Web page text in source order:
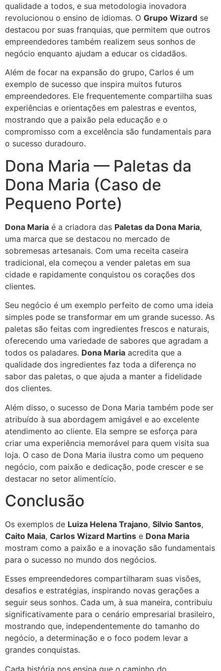
qualidade a todos, e sua metodologia inovadora
revolucionou o ensino de idiomas. O Grupo Wizard se
destacou por suas franquias, que permitem que outros
empreendedores também realizem seus sonhos de
negócio enquanto ajudam a educar os cidadãos.
Além de focar na expansão do grupo, Carlos é um
exemplo de sucesso que inspira muitos futuros
empreendedores. Ele frequentemente compartilha suas
experiências e orientações em palestras e eventos,
mostrando que a paixão pela educação e o
compromisso com a excelência são fundamentais para
o sucesso duradouro.
Dona Maria — Paletas da
Dona Maria (Caso de
Pequeno Porte)
Dona Maria é a criadora das Paletas da Dona Maria,
uma marca que se destacou no mercado de
sobremesas artesanais. Com uma receita caseira
tradicional, ela começou a vender paletas em sua
cidade e rapidamente conquistou os corações dos
clientes.
Seu negócio é um exemplo perfeito de como uma ideia
simples pode se transformar em um grande sucesso. As
paletas são feitas com ingredientes frescos e naturais,
oferecendo uma variedade de sabores que agradam a
todos os paladares. Dona Maria acredita que a
qualidade dos ingredientes faz toda a diferença no
sabor das paletas, o que ajuda a manter a fidelidade
dos clientes.
Além disso, o sucesso de Dona Maria também pode ser
atribuído à sua abordagem amigável e ao excelente
atendimento ao cliente. Ela sempre se esforça para
criar uma experiência memorável para quem visita sua
loja. O caso de Dona Maria ilustra como um pequeno
negócio, com paixão e dedicação, pode crescer e se
destacar no setor alimentício.
Conclusão
Os exemplos de Luiza Helena Trajano, Silvio Santos,
Caito Maia, Carlos Wizard Martins e Dona Maria
mostram como a paixão e a inovação são fundamentais
para o sucesso no mundo dos negócios.
Esses empreendedores compartilharam suas visões,
desafios e estratégias, inspirando novas gerações a
seguir seus sonhos. Cada um, à sua maneira, contribuiu
significativamente para o cenário empresarial brasileiro,
mostrando que, independentemente do tamanho do
negócio, a determinação e o foco podem levar a
grandes conquistas.
Cada história nos ensina que o caminho do